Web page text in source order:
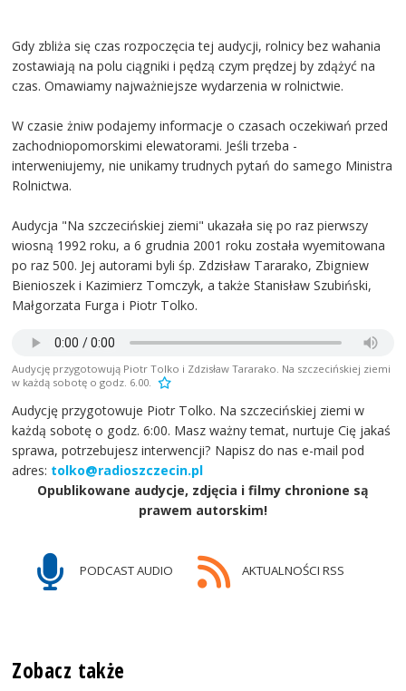
Gdy zbliża się czas rozpoczęcia tej audycji, rolnicy bez wahania
zostawiają na polu ciągniki i pędzą czym prędzej by zdążyć na
czas. Omawiamy najważniejsze wydarzenia w rolnictwie.
W czasie żniw podajemy informacje o czasach oczekiwań przed
zachodniopomorskimi elewatorami. Jeśli trzeba -
interweniujemy, nie unikamy trudnych pytań do samego Ministra
Rolnictwa.
Audycja "Na szczecińskiej ziemi" ukazała się po raz pierwszy
wiosną 1992 roku, a 6 grudnia 2001 roku została wyemitowana
po raz 500. Jej autorami byli śp. Zdzisław Tararako, Zbigniew
Bienioszek i Kazimierz Tomczyk, a także Stanisław Szubiński,
Małgorzata Furga i Piotr Tolko.
Audycję przygotowują Piotr Tolko i Zdzisław Tararako. Na szczecińskiej ziemi
w każdą sobotę o godz. 6.00.
Audycję przygotowuje Piotr Tolko. Na szczecińskiej ziemi w
każdą sobotę o godz. 6:00. Masz ważny temat, nurtuje Cię jakaś
sprawa, potrzebujesz interwencji? Napisz do nas e-mail pod
adres: tolko@radioszczecin.pl
Opublikowane audycje, zdjęcia i filmy chronione są
prawem autorskim!
PODCAST AUDIO AKTUALNOŚCI RSS
Zobacz także